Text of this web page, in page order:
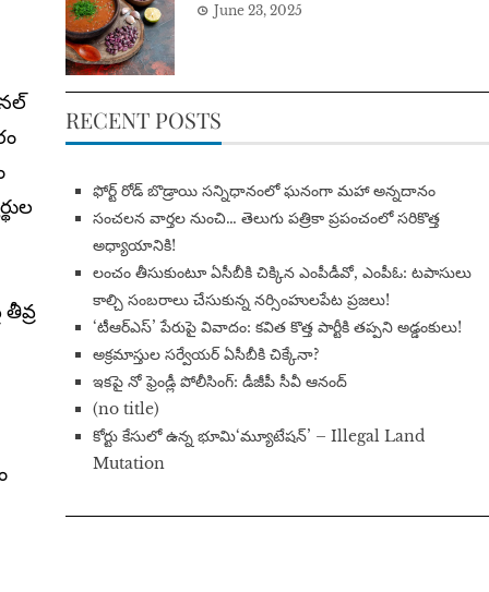
June 23, 2025
RECENT POSTS
​ఫోర్ట్ రోడ్ బొడ్రాయి సన్నిధానంలో ఘనంగా మహా అన్నదానం
సంచలన వార్తల నుంచి… తెలుగు పత్రికా ప్రపంచంలో సరికొత్త
అధ్యాయానికి!
​లంచం తీసుకుంటూ ఏసీబీకి చిక్కిన ఎంపీడీవో, ఎంపీఓ: టపాసులు
కాల్చి సంబరాలు చేసుకున్న నర్సింహులపేట ప్రజలు!
‘టీఆర్ఎస్’ పేరుపై వివాదం: కవిత కొత్త పార్టీకి తప్పని అడ్డంకులు!
అక్రమాస్తుల సర్వేయర్ ఏసీబీకి చిక్కేనా?
ఇకపై నో ఫ్రెండ్లీ పోలీసింగ్: డీజీపీ సీవీ ఆనంద్
(no title)
​కోర్టు కేసులో ఉన్న భూమి‘మ్యూటేషన్’ – Illegal Land
Mutation